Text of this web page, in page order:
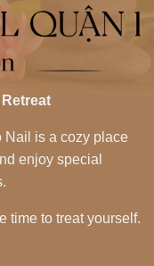
Nail is a cozy place
enjoy special
time to treat yourself.